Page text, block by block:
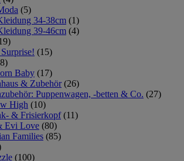
(5)
34-38cm (1)
39-46cm (4)
(15)
Baby (17)
& Zubehör (26)
Puppenwagen, -betten & Co. (27)
High (10)
& Frisierkopf (11)
Evi Love (80)
Families (85)
(100)